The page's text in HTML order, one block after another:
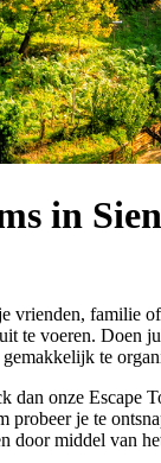
in
vrienden,
te voeren.
te
onze
je te
middel van